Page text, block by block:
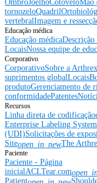
OmbroJoelhoCotoveloMão
tornozeloQuadril
vertebralImagem e
Educação médica
Educação médicaDescrição
LocaisNossa equipe de
Corporativo
CorporativoSobre a Arthrex
suprimentos globalLocais
produtoGerenciamento de
conformidadePatentes
Recursos
Linha direta de codificação
Enterprise Labeling
(UDI)Solicitações de
Siteopen_in_newThe
Paciente
Paciente - Página
inicialACLTear.com
Patient